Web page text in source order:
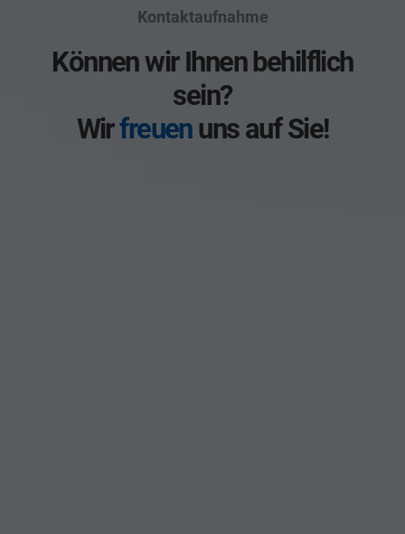
Kontaktaufnahme
Können wir Ihnen behilflich
sein?
Wirfreuenuns auf Sie!